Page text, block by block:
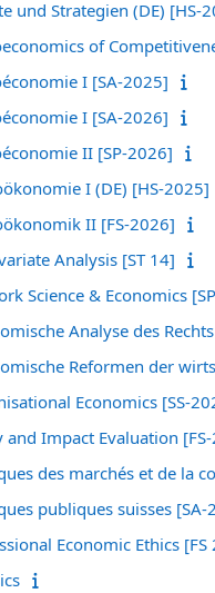
und Strategien (DE) [HS-
of
I [SA-2025]
I [SA-2026]
II [SP-2026]
I (DE) [HS-2025]
II [FS-2026]
Analysis [ST 14]
Science & Economics
Analyse des
Reformen der
Economics [SS-
and Impact Evaluation
des marchés et de la
publiques suisses [SA-
Economic Ethics [FS